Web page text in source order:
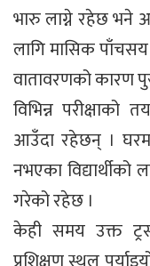
भारु लाग्ने रहेछ भने
लागि मासिक
वातावरणको कारण
विभिन्न परीक्षाको
आउँदा रहेछन् ।
नभएका विद्यार्थीको
गरेको रहेछ ।
केही समय उक्त